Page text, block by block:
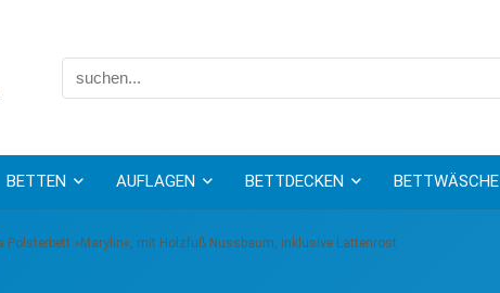
BETTEN AUFLAGEN BETTDECKEN BETTWÄSCHE
Polsterbett »Marylin«, mit Holzfuß Nussbaum, inklusive Lattenrost